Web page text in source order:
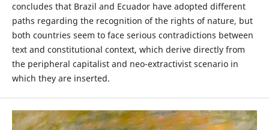
concludes that Brazil and Ecuador have adopted different
paths regarding the recognition of the rights of nature, but
both countries seem to face serious contradictions between
text and constitutional context, which derive directly from
the peripheral capitalist and neo-extractivist scenario in
which they are inserted.